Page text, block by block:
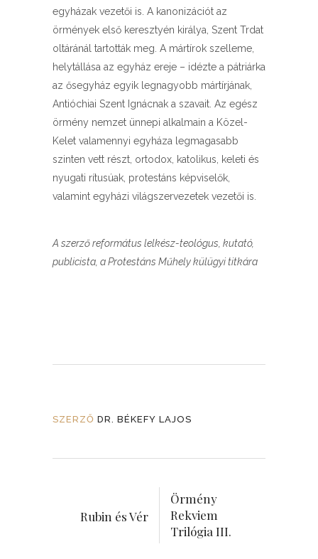
egyházak vezetői is. A kanonizációt az
örmények első keresztyén királya, Szent Trdat
oltáránál tartották meg. A mártírok szelleme,
helytállása az egyház ereje – idézte a pátriárka
az ősegyház egyik legnagyobb mártírjának,
Antióchiai Szent Ignácnak a szavait. Az egész
örmény nemzet ünnepi alkalmain a Közel-
Kelet valamennyi egyháza legmagasabb
szinten vett részt, ortodox, katolikus, keleti és
nyugati rítusúak, protestáns képviselők,
valamint egyházi világszervezetek vezetői is.
A szerző református lelkész-teológus, kutató,
publicista, a Protestáns Műhely külügyi titkára
SZERZŐ DR. BÉKEFY LAJOS
Rubin és Vér
Örmény
Rekviem
Trilógia III.